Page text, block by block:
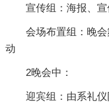
宣传组：海报、
会场布置组：晚
动
2晚会中：
迎宾组：由系礼